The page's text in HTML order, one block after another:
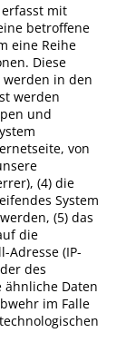
erfasst mit
betroffene
eine Reihe
Diese
in den
werden
und
von
(4) die
System
(5) das
die
Adresse (IP-
des
ähnliche Daten
im Falle